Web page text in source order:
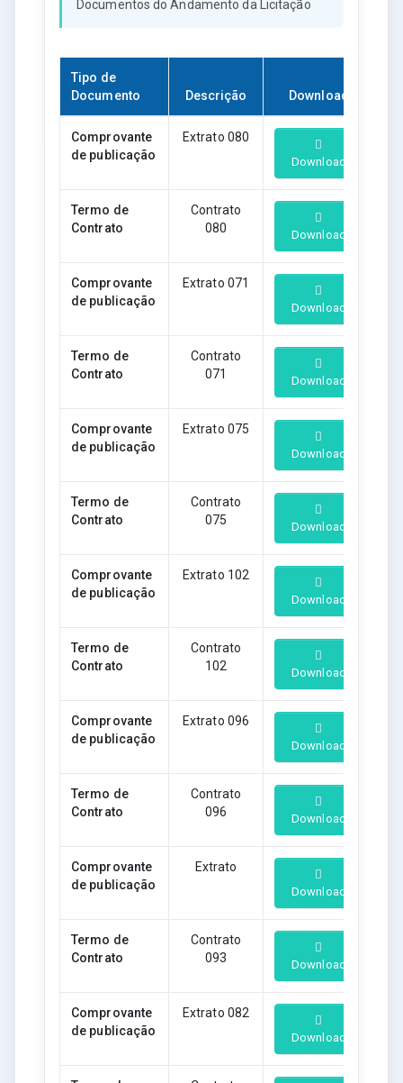
Documentos do Andamento da Licitação
Tipo de
Documento
Descrição Download
Comprovante
de publicação
Extrato 080
Download
Termo de
Contrato
Contrato
080
Download
Comprovante
de publicação
Extrato 071
Download
Termo de
Contrato
Contrato
071
Download
Comprovante
de publicação
Extrato 075
Download
Termo de
Contrato
Contrato
075
Download
Comprovante
de publicação
Extrato 102
Download
Termo de
Contrato
Contrato
102
Download
Comprovante
de publicação
Extrato 096
Download
Termo de
Contrato
Contrato
096
Download
Comprovante
de publicação
Extrato
Download
Termo de
Contrato
Contrato
093
Download
Comprovante
de publicação
Extrato 082
Download